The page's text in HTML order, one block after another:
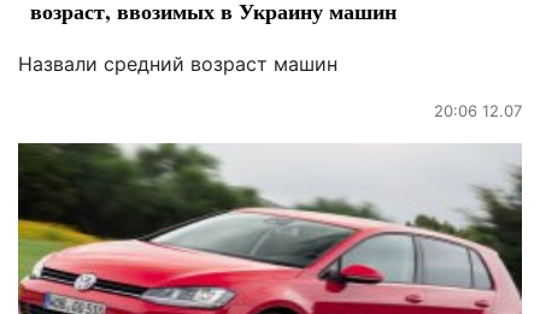
возраст, ввозимых в Украину машин
Назвали средний возраст машин
20:06 12.07